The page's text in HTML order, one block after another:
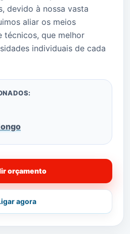
devido à nossa vasta
aliar os meios
técnicos, que melhor
individuais de cada
orçamento
agora